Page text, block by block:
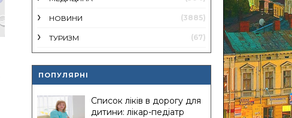
НОВИНИ (3885)
ТУРИЗМ (67)
ПОПУЛЯРНІ
Список ліків в дорогу для
дитини: лікар-педіатр